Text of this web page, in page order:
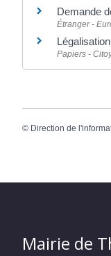
Demande
Étranger -
Papiers -
© Direction de
Mairie de